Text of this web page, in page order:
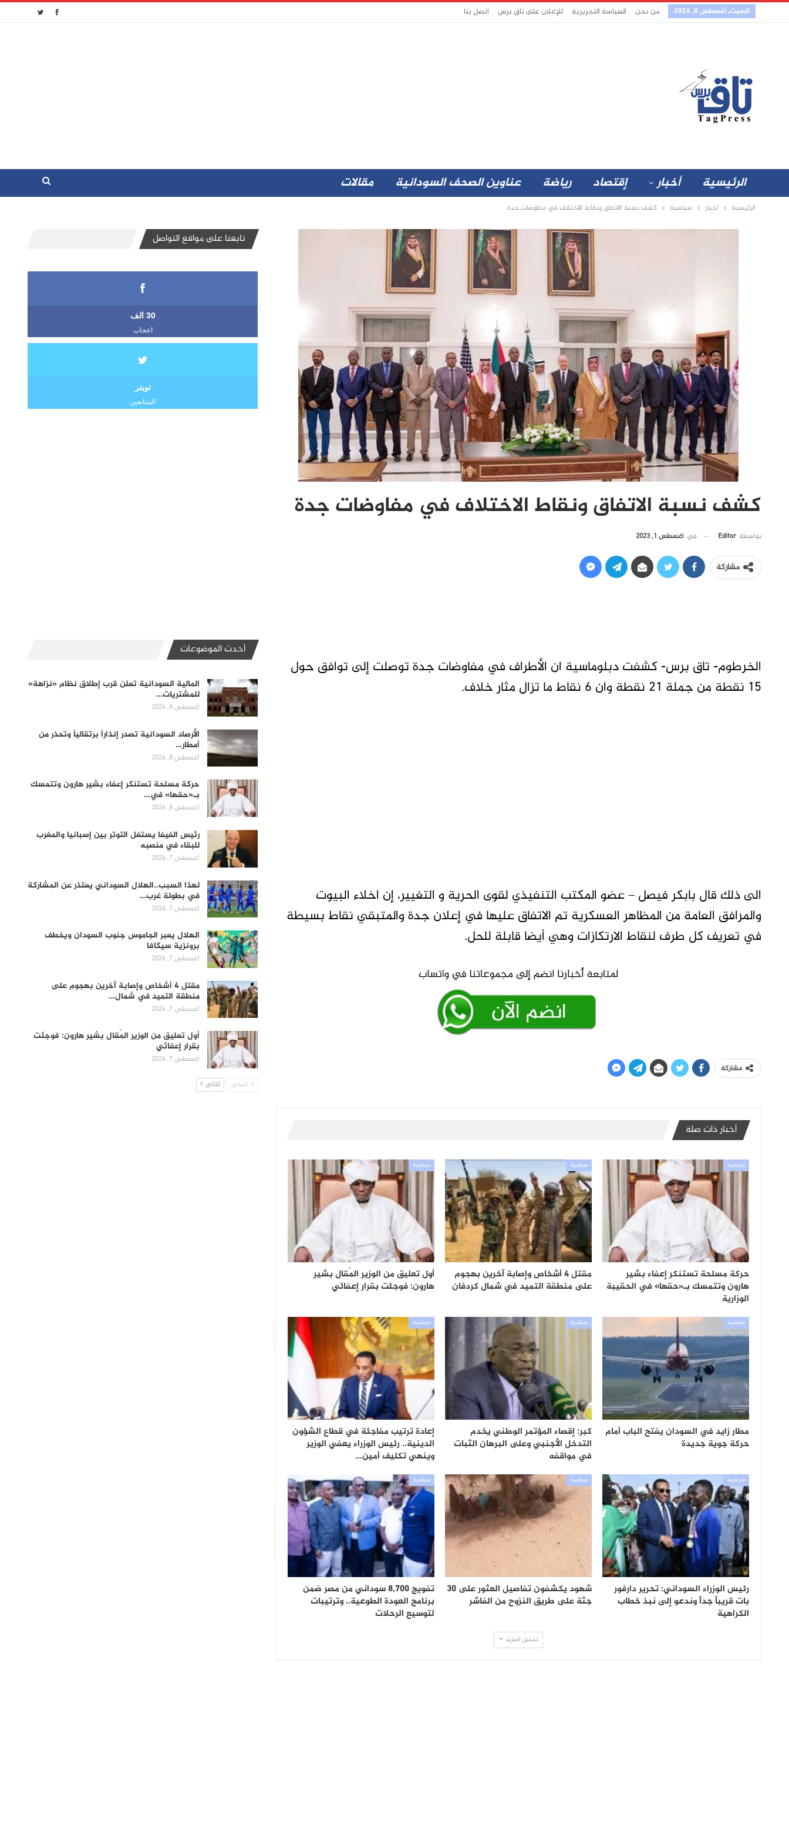
السبت, أغسطس 8, 2026 من نحن السياسة التحريرية للإعلان على تاق برس اتصل بنا
الرئيسية أخبار إقتصاد رياضة عناوين الصحف السودانية مقالات
الرئيسية أخبار سياسية كشف نسبة الاتفاق ونقاط الاختلاف في مفاوضات جدة
كشف نسبة الاتفاق ونقاط الاختلاف في مفاوضات جدة
بواسطة Editor في أغسطس 1, 2023
مشاركة
الخرطوم- تاق برس- كشفت دبلوماسية ان الأطراف في مفاوضات جدة توصلت إلى توافق حول
15 نقطة من جملة 21 نقطة وان 6 نقاط ما تزال مثار خلاف.
الى ذلك قال بابكر فيصل – عضو المكتب التنفيذي لقوى الحرية و التغيير، إن اخلاء البيوت
والمرافق العامة من المظاهر العسكرية تم الاتفاق عليها في إعلان جدة والمتبقي نقاط بسيطة
في تعريف كل طرف لنقاط الارتكازات وهي أيضا قابلة للحل.
مشاركة
أخبار ذات صلة
سياسية
حركة مسلحة تستنكر إعفاء بشير
هارون وتتمسك بـ«حقها» في الحقيبة
الوزارية
سياسية
مقتل 4 أشخاص وإصابة آخرين بهجوم
على منطقة التميد في شمال كردفان
سياسية
أول تعليق من الوزير المُقال بشير
هارون: فوجئت بقرار إعفائي
سياسية
مطار زايد في السودان يفتح الباب أمام
حركة جوية جديدة
سياسية
كبر: إقصاء المؤتمر الوطني يخدم
التدخل الأجنبي وعلى البرهان الثبات
في مواقفه
سياسية
إعادة ترتيب مفاجئة في قطاع الشؤون
الدينية.. رئيس الوزراء يعفي الوزير
وينهي تكليف أمين…
سياسية
رئيس الوزراء السوداني: تحرير دارفور
بات قريباً جداً وندعو إلى نبذ خطاب
الكراهية
سياسية
شهود يكشفون تفاصيل العثور على 30
جثة على طريق النزوح من الفاشر
سياسية
تفويج 8,700 سوداني من مصر ضمن
برنامج العودة الطوعية.. وترتيبات
لتوسيع الرحلات
تحميل المزيد
تابعنا على مواقع التواصل
30 الف
اعجاب
تويتر
المتابعين
أحدث الموضوعات
المالية السودانية تعلن قرب إطلاق نظام «نزاهة»
للمشتريات…
أغسطس 8, 2026
الأرصاد السودانية تصدر إنذاراً برتقالياً وتحذر من
أمطار…
أغسطس 8, 2026
حركة مسلحة تستنكر إعفاء بشير هارون وتتمسك
بـ«حقها» في…
أغسطس 8, 2026
رئيس الفيفا يستغل التوتر بين إسبانيا والمغرب
للبقاء في منصبه
أغسطس 7, 2026
لهذا السبب..الهلال السوداني يعتذر عن المشاركة
في بطولة غرب…
أغسطس 7, 2026
الهلال يعبر الجاموس جنوب السودان ويخطف
برونزية سيكافا
أغسطس 7, 2026
مقتل 4 أشخاص وإصابة آخرين بهجوم على
منطقة التميد في شمال…
أغسطس 7, 2026
أول تعليق من الوزير المُقال بشير هارون: فوجئت
بقرار إعفائي
أغسطس 7, 2026
السابق التالي